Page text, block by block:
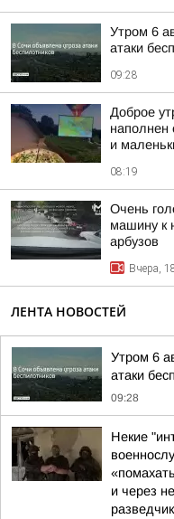
Утром 6
атаки
09:28
Доброе
и
08:19
Очень
машину к
арбузов
Вчера,
ЛЕНТА НОВОСТЕЙ
Утром 6
атаки
09:28
Некие
и через